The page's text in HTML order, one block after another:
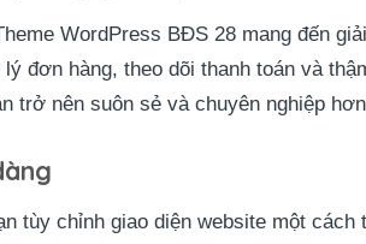
WordPress BĐS 28 mang đến
lý đơn hàng, theo dõi thanh toán và
trở nên suôn sẻ và chuyên nghiệp
tùy chỉnh giao diện website một